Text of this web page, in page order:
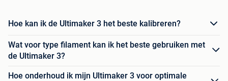
Hoe kan ik de Ultimaker 3 het beste kalibreren?
Wat voor type filament kan ik het beste gebruiken met
de Ultimaker 3?
Hoe onderhoud ik mijn Ultimaker 3 voor optimale